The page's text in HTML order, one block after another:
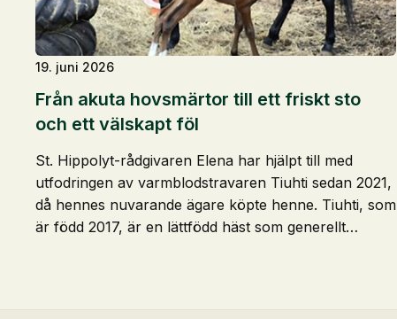
Från akuta hovsmärtor till ett friskt sto
och ett välskapt föl
19. juni 2026
St. Hippolyt-rådgivaren Elena har hjälpt till med
utfodringen av varmblodstravaren Tiuhti sedan 2021,
då hennes nuvarande ägare köpte henne. Tiuhti, som
är född 2017, är en lättfödd häst som generellt…